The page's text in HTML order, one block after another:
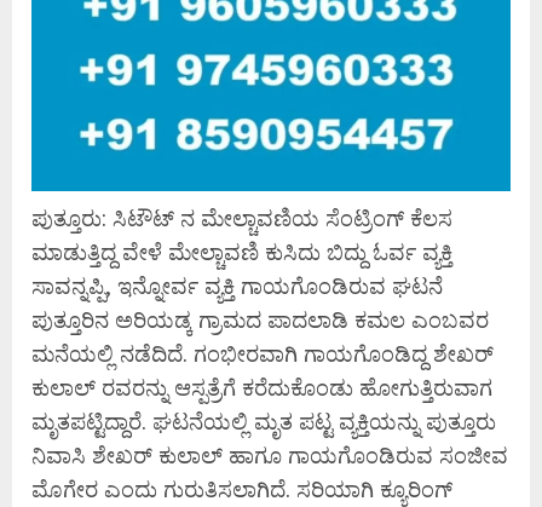
ಪುತ್ತೂರು: ಸಿಟೌಟ್ ನ ಮೇಲ್ಚಾವಣಿಯ ಸೆಂಟ್ರಿಂಗ್ ಕೆಲಸ
ಮಾಡುತ್ತಿದ್ದ ವೇಳೆ ಮೇಲ್ಚಾವಣಿ ಕುಸಿದು ಬಿದ್ದು ಓರ್ವ ವ್ಯಕ್ತಿ
ಸಾವನ್ನಪ್ಪಿ, ಇನ್ನೋರ್ವ ವ್ಯಕ್ತಿ ಗಾಯಗೊಂಡಿರುವ ಘಟನೆ
ಪುತ್ತೂರಿನ ಅರಿಯಡ್ಕ ಗ್ರಾಮದ ಪಾದಲಾಡಿ ಕಮಲ ಎಂಬವರ
ಮನೆಯಲ್ಲಿ ನಡೆದಿದೆ. ಗಂಭೀರವಾಗಿ ಗಾಯಗೊಂಡಿದ್ದ ಶೇಖರ್
ಕುಲಾಲ್ ರವರನ್ನು ಆಸ್ಪತ್ರೆಗೆ ಕರೆದುಕೊಂಡು ಹೋಗುತ್ತಿರುವಾಗ
ಮೃತಪಟ್ಟಿದ್ದಾರೆ. ಘಟನೆಯಲ್ಲಿ ಮೃತ ಪಟ್ಟ ವ್ಯಕ್ತಿಯನ್ನು ಪುತ್ತೂರು
ನಿವಾಸಿ ಶೇಖರ್ ಕುಲಾಲ್ ಹಾಗೂ ಗಾಯಗೊಂಡಿರುವ ಸಂಜೀವ
ಮೊಗೇರ ಎಂದು ಗುರುತಿಸಲಾಗಿದೆ. ಸರಿಯಾಗಿ ಕ್ಯೂರಿಂಗ್